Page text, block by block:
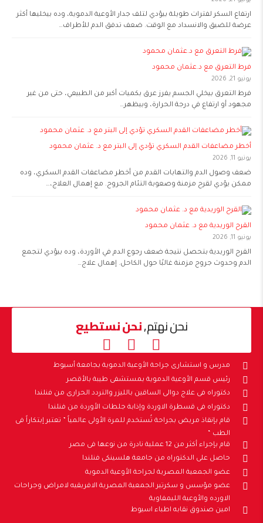
ارتفاع السكر لفترات طويلة بيؤدي لتلف جدار الأوعية الدموية، وده بيخليها أكثر
عرضة للضيق والانسداد مع الوقت. ضعف تدفق الدم للأطراف…
فرط التعرق مع د.عثمان محمود
يونيو 21, 2026
فرط التعرق بيخلي الجسم يفرز عرق بكميات أكبر من الطبيعي، حتى من غير
مجهود أو ارتفاع في درجة الحرارة، وبيظهر…
أخطر مضاعفات القدم السكري تؤدي إلى البتر مع د. عثمان محمود
يونيو 11, 2026
ضعف وصول الدم والتهابات القدم من أخطر مضاعفات القدم السكري، وده
ممكن يؤدي لقرح مزمنة وصعوبة التئام الجروح. مع إهمال العلاج،…
القرح الوريدية مع د. عثمان محمود
يونيو 11, 2026
القرح الوريدية بتحصل نتيجة ضعف رجوع الدم في الأوردة، وده بيؤدي لتجمع
الدم وحدوث جروح مزمنة غالبًا حول الكاحل. إهمال علاج…
نحن نهتم,نحن نستطيع
مدرس و استشارى جراحة الأوعية الدموية بجامعة أسيوط
رئيس قسم الأوعية الدموية بمستشفى طيبة بالأقصر
دكتوراه فى علاج دوالى الساقين بالليزر والتردد الحرارى من فنلندا
دكتوراه فى قسطرة الاوردة وإذابة جلطات الأوردة من فنلندا
قام بإنقاذ مريض بجراحة تُستخدم للمرة الأولى عالمياً ” تعتبر إبتكاراً فى
الطب “
قام بإجراء أكثر من 12 عملية نادرة من نوعها فى مصر
حاصل على الدكتوراه من جامعة هلسينكى فنلندا
عضو الجمعية المصرية لجراحة الأوعية الدموية
عضو مؤسس و سكرتير الجمعية المصرية الافريقيه لامراض وجراحات
الاورده والأوعية الليمفاوية
امين صندوق نقابه اطباء اسيوط